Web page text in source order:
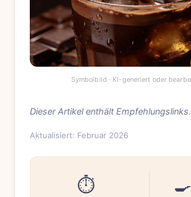
Dieser Artikel enthält Empfehlungslinks.
Aktualisiert: Februar 2026
⏱️ 🍳